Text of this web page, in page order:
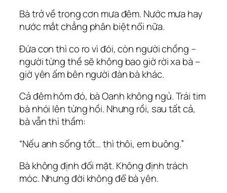
Bà trở về trong cơn mưa đêm. Nước mưa hay
nước mắt chẳng phân biệt nổi nữa.
Đứa con thì co ro vì đói, còn người chồng –
người từng thề sẽ không bao giờ rời xa bà –
giờ yên ấm bên người đàn bà khác.
Cả đêm hôm đó, bà Oanh không ngủ. Trái tim
bà nhói lên từng hồi. Nhưng rồi, sau tất cả,
bà vẫn thì thầm:
“Nếu anh sống tốt… thì thôi, em buông.”
Bà không định đối mặt. Không định trách
móc. Nhưng đời không để bà yên.